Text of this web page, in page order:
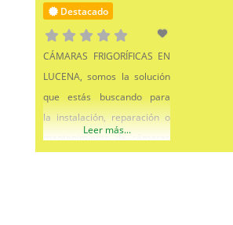
Destacado
CÁMARAS FRIGORÍFICAS EN
LUCENA, somos la solución
que estás buscando para
la instalación, reparación o
mantenimiento de cámaras
Leer más...